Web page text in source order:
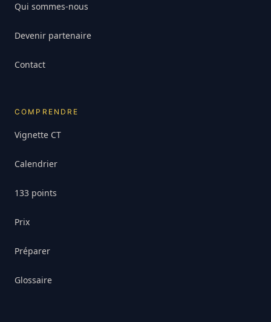
Qui sommes-nous
Devenir partenaire
Contact
COMPRENDRE
Vignette CT
Calendrier
133 points
Prix
Préparer
Glossaire